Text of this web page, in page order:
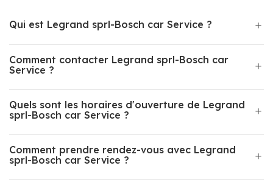
Qui est Legrand sprl-Bosch car Service ?
Comment contacter Legrand sprl-Bosch car
Service ?
Quels sont les horaires d'ouverture de Legrand
sprl-Bosch car Service ?
Comment prendre rendez-vous avec Legrand
sprl-Bosch car Service ?